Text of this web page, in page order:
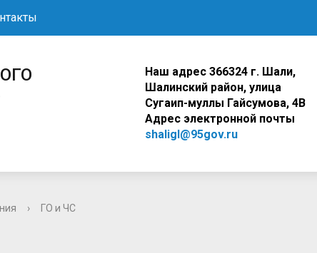
Наш адрес 366324 г. Шали,
Шалинский район, улица
Сугаип-муллы Гайсумова, 4В
Адрес электронной почты
shaligl@95gov.ru
› ГО и ЧС